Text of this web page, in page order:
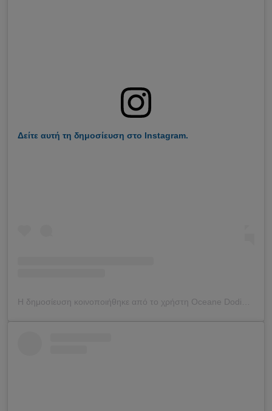
Δείτε αυτή τη δημοσίευση στο Instagram.
Η δημοσίευση κοινοποιήθηκε από το χρήστη Oceane Dodin (@oceane_dodin)